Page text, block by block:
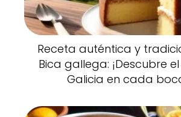
Receta auténtica y
Bica gallega: ¡Descubre
Galicia en cada